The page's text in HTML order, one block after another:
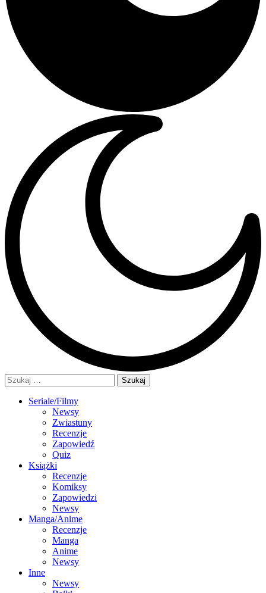
Szukaj:
Seriale/Filmy
Newsy
Zwiastuny
Recenzje
Zapowiedź
Quiz
Książki
Recenzje
Komiksy
Zapowiedzi
Newsy
Manga/Anime
Recenzje
Manga
Anime
Newsy
Inne
Newsy